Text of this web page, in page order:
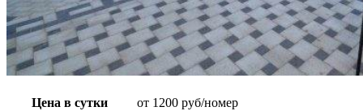
Цена в сутки
от 1200 руб/номер